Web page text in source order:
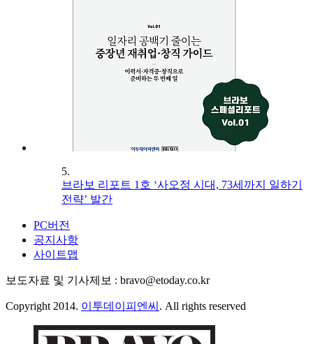
5.
브라보 리포트 1호 ‘사오정 시대, 73세까지 일하기
전략’ 발간
PC버전
공지사항
사이트맵
보도자료 및 기사제보 : bravo@etoday.co.kr
Copyright 2014. 이투데이피엔씨 . All rights reserved